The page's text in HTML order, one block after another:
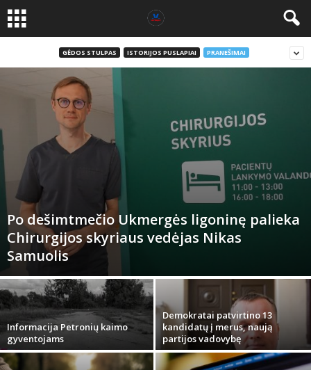
GĖDOS STULPAS ISTORIJOS PUSLAPIAI PRANEŠIMAI
Po dešimtmečio Ukmergės ligoninę palieka
Chirurgijos skyriaus vedėjas Nikas
Samuolis
Informacija Petronių kaimo
gyventojams
Demokratai patvirtino 13
kandidatų į merus, naują
partijos vadovybę